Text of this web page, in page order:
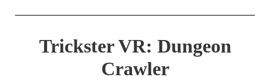
Trickster VR: Dungeon
Crawler